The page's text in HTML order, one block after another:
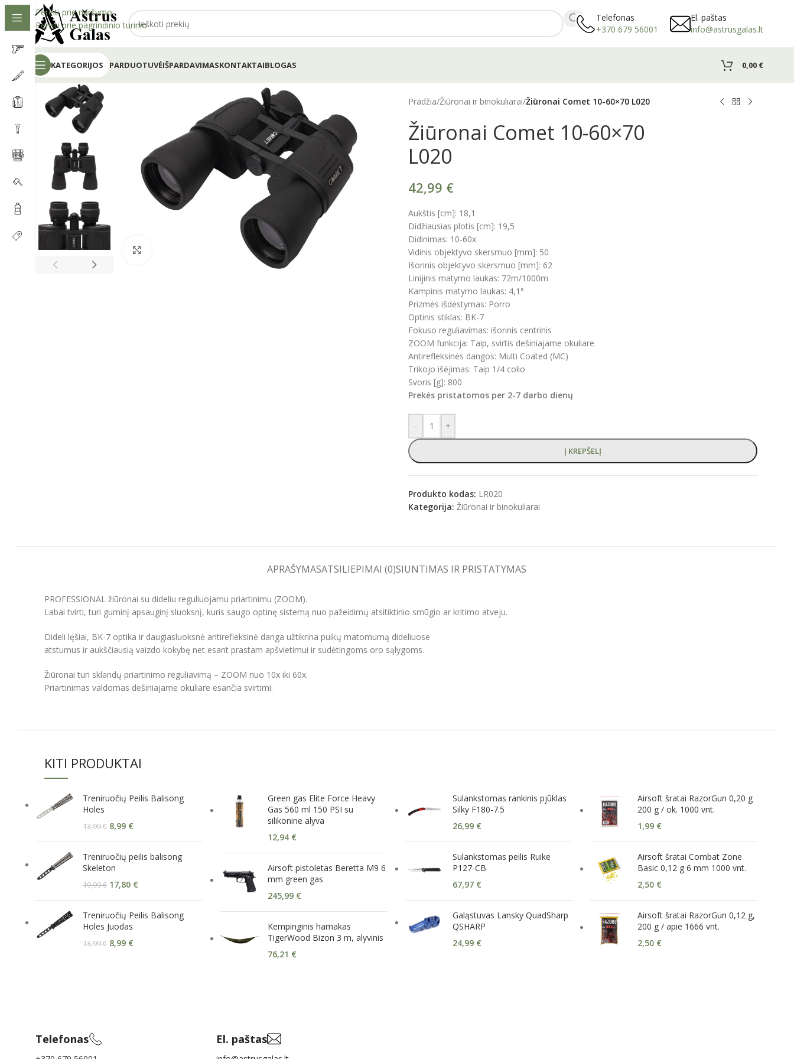
Pereiti prie naršymo
Pereiti prie pagrindinio turinio
Telefonas
+370 679 56001
El. paštas
info@astrusgalas.lt
KATEGORIJOS PARDUOTUVĖIŠPARDAVIMASKONTAKTAIBLOGAS 0,00 €
Spustelėkite, kad padidintumėte
Pradžia/Žiūronai ir binokuliarai/Žiūronai Comet 10-60×70 L020
Žiūronai Comet 10-60×70
L020
42,99 €
Aukštis [cm]: 18,1
Didžiausias plotis [cm]: 19,5
Didinimas: 10-60x
Vidinis objektyvo skersmuo [mm]: 50
Išorinis objektyvo skersmuo [mm]: 62
Linijinis matymo laukas: 72m/1000m
Kampinis matymo laukas: 4,1°
Prizmės išdėstymas: Porro
Optinis stiklas: BK-7
Fokuso reguliavimas: išorinis centrinis
ZOOM funkcija: Taip, svirtis dešiniajame okuliare
Antirefleksinės dangos: Multi Coated (MC)
Trikojo išėjimas: Taip 1/4 colio
Svoris [g]: 800
Prekės pristatomos per 2-7 darbo dienų
- +
Į KREPŠELĮ
Produkto kodas: LR020
Kategorija: Žiūronai ir binokuliarai
APRAŠYMASATSILIEPIMAI (0)SIUNTIMAS IR PRISTATYMAS
PROFESSIONAL žiūronai su dideliu reguliuojamu priartinimu (ZOOM).
Labai tvirti, turi guminį apsauginį sluoksnį, kuris saugo optinę sistemą nuo pažeidimų atsitiktinio smūgio ar kritimo atveju.
Dideli lęšiai, BK-7 optika ir daugiasluoksnė antirefleksinė danga užtikrina puikų matomumą dideliuose
atstumus ir aukščiausią vaizdo kokybę net esant prastam apšvietimui ir sudėtingoms oro sąlygoms.
Žiūronai turi sklandų priartinimo reguliavimą – ZOOM nuo 10x iki 60x.
Priartinimas valdomas dešiniajame okuliare esančia svirtimi.
KITI PRODUKTAI
Treniruočių Peilis Balisong
Holes
13,99€ 8,99 €
Treniruočių peilis balisong
Skeleton
19,99€ 17,80 €
Treniruočių Peilis Balisong
Holes Juodas
13,99€ 8,99 €
Green gas Elite Force Heavy
Gas 560 ml 150 PSI su
silikonine alyva
12,94 €
Airsoft pistoletas Beretta M9 6
mm green gas
245,99 €
Kempinginis hamakas
TigerWood Bizon 3 m, alyvinis
76,21 €
Sulankstomas rankinis pjūklas
Silky F180-7.5
26,99 €
Sulankstomas peilis Ruike
P127-CB
67,97 €
Galąstuvas Lansky QuadSharp
QSHARP
24,99 €
Airsoft šratai RazorGun 0,20 g
200 g / ok. 1000 vnt.
1,99 €
Airsoft šratai Combat Zone
Basic 0,12 g 6 mm 1000 vnt.
2,50 €
Airsoft šratai RazorGun 0,12 g,
200 g / apie 1666 vnt.
2,50 €
Telefonas El. paštas